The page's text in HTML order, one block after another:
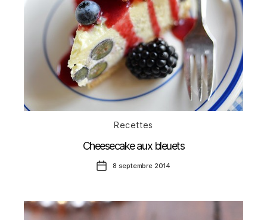
Catégories
Recettes
Cheesecake aux bleuets
Date8 septembre 2014